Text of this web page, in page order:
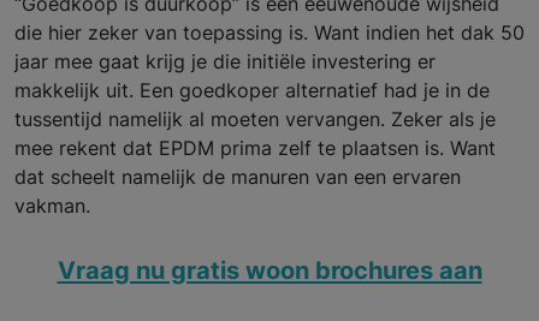
die hier zeker van toepassing is. Want indien het dak 50
jaar mee gaat krijg je die initiële investering er
makkelijk uit. Een goedkoper alternatief had je in de
tussentijd namelijk al moeten vervangen. Zeker als je
mee rekent dat EPDM prima zelf te plaatsen is. Want
dat scheelt namelijk de manuren van een ervaren
vakman.
Vraag nu gratis woon brochures aan